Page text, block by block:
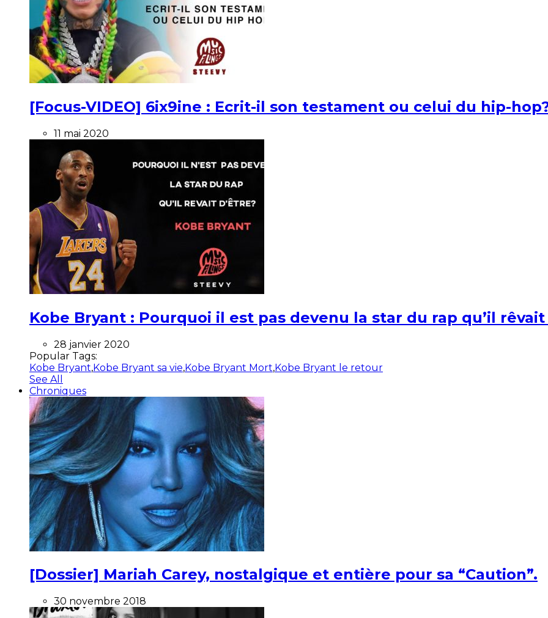
[Focus-VIDEO] 6ix9ine : Ecrit-il son testament ou celui du hip-
11 mai 2020
Kobe Bryant : Pourquoi il est pas devenu la star du rap qu’il rêvait
28 janvier 2020
Popular Tags:
Kobe Bryant,Kobe Bryant sa vie,Kobe Bryant Mort,Kobe Bryant le retour
See All
Chroniques
[Dossier] Mariah Carey, nostalgique et entière pour sa “Caution”.
30 novembre 2018